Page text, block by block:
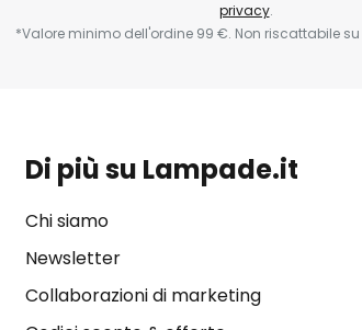
privacy.
*Valore minimo dell'ordine 99 €. Non riscattabile
Di più su Lampade.it
Chi siamo
Newsletter
Collaborazioni di marketing